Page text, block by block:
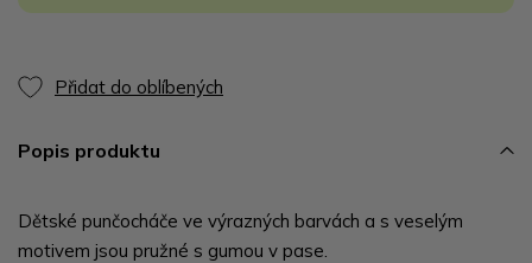
Přidat do oblíbených
Popis produktu
Dětské punčocháče ve výrazných barvách a s veselým
motivem jsou pružné s gumou v pase.